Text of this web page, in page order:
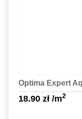
Optima Expert
18.90 zł/m2